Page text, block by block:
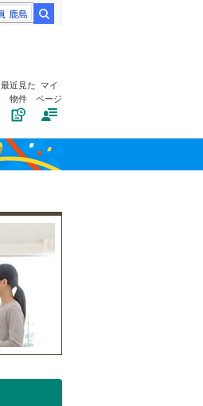
鹿島
最近見た
物件
マイ
ページ
)
）